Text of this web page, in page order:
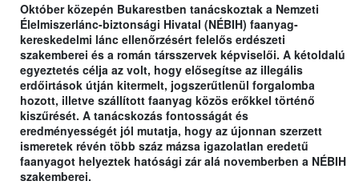
Október közepén Bukarestben tanácskoztak a Nemzeti
Élelmiszerlánc-biztonsági Hivatal (NÉBIH) faanyag-
kereskedelmi lánc ellenőrzésért felelős erdészeti
szakemberei és a román társszervek képviselői. A kétoldalú
egyeztetés célja az volt, hogy elősegítse az illegális
erdőirtások útján kitermelt, jogszerűtlenül forgalomba
hozott, illetve szállított faanyag közös erőkkel történő
kiszűrését. A tanácskozás fontosságát és
eredményességét jól mutatja, hogy az újonnan szerzett
ismeretek révén több száz mázsa igazolatlan eredetű
faanyagot helyeztek hatósági zár alá novemberben a NÉBIH
szakemberei.